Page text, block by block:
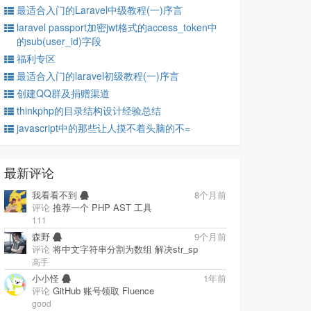
最适合入门的Laravel中级教程(一)序言
laravel passport加密jwt格式的access_token中
的sub(user_id)字段
福利专区
最适合入门的laravel初级教程(一)序言
创建QQ群及捐赠渠道
thinkphp的目录结构设计经验总结
javascript中的那些让人摸不着头脑的不=
最新评论
我看看不到
8个月前
评论 推荐一个 PHP AST 工具
111
森野
9个月前
评论 将中文字符串分割为数组 解决str_sp
高手
小小怪
1年前
评论 GitHub 账号领取 Fluence
good